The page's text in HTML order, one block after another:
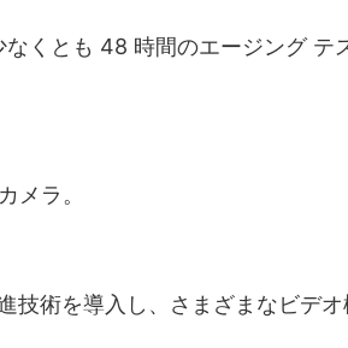
くとも 48 時間のエージング テ
メラ。
術を導入し、さまざまなビデオ